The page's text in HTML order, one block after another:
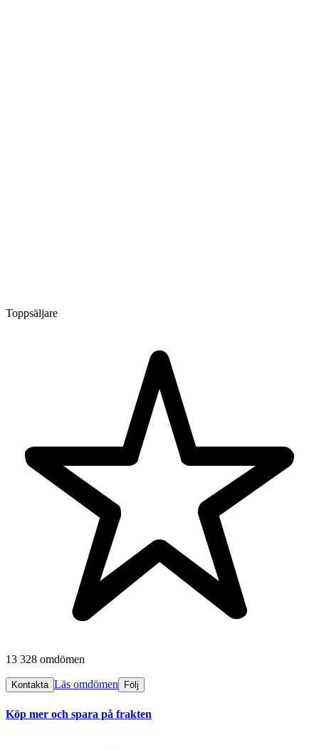
Toppsäljare
13 328 omdömen
Kontakta Läs omdömen Följ
Köp mer och spara på frakten